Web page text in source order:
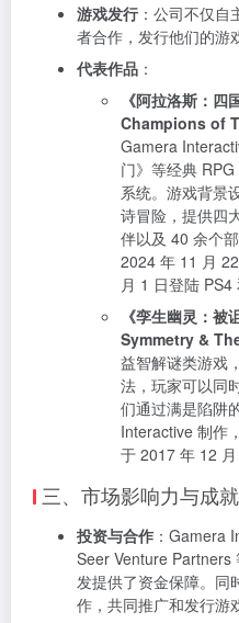
游戏发行 ：公司不仅
者合作，发行他们的游
代表作品 ：
《阿拉洛斯：
Champions of
Gamera
门》等经典
系统。游戏背景
诗冒险，提供四
伴以及 40 余个
2024 年 11 月
月 1 日登陆 PS4
《孪生幽灵：
Symmetry &
益智解谜类游戏
法，玩家可以同
们通过满是陷阱
Interactive 制作
于 2017 年 12 月
三、市场影响力与成就
投资与合作 ：Gamera
Seer Venture Partners
发提供了资金保障。同
作，共同推广和发行游